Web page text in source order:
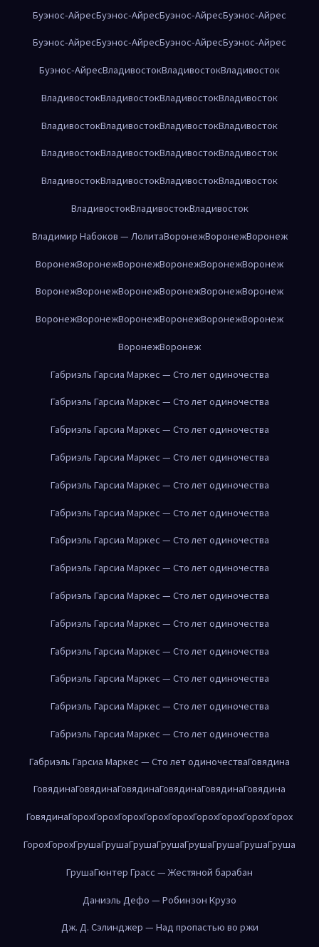
Буэнос-АйресБуэнос-АйресБуэнос-АйресБуэнос-Айрес
Буэнос-АйресБуэнос-АйресБуэнос-АйресБуэнос-Айрес
Буэнос-АйресВладивостокВладивостокВладивосток
ВладивостокВладивостокВладивостокВладивосток
ВладивостокВладивостокВладивостокВладивосток
ВладивостокВладивостокВладивостокВладивосток
ВладивостокВладивостокВладивостокВладивосток
ВладивостокВладивостокВладивосток
Владимир Набоков — ЛолитаВоронежВоронежВоронеж
ВоронежВоронежВоронежВоронежВоронежВоронеж
ВоронежВоронежВоронежВоронежВоронежВоронеж
ВоронежВоронежВоронежВоронежВоронежВоронеж
ВоронежВоронеж
Габриэль Гарсиа Маркес — Сто лет одиночества
Габриэль Гарсиа Маркес — Сто лет одиночества
Габриэль Гарсиа Маркес — Сто лет одиночества
Габриэль Гарсиа Маркес — Сто лет одиночества
Габриэль Гарсиа Маркес — Сто лет одиночества
Габриэль Гарсиа Маркес — Сто лет одиночества
Габриэль Гарсиа Маркес — Сто лет одиночества
Габриэль Гарсиа Маркес — Сто лет одиночества
Габриэль Гарсиа Маркес — Сто лет одиночества
Габриэль Гарсиа Маркес — Сто лет одиночества
Габриэль Гарсиа Маркес — Сто лет одиночества
Габриэль Гарсиа Маркес — Сто лет одиночества
Габриэль Гарсиа Маркес — Сто лет одиночества
Габриэль Гарсиа Маркес — Сто лет одиночества
Габриэль Гарсиа Маркес — Сто лет одиночестваГовядина
ГовядинаГовядинаГовядинаГовядинаГовядинаГовядина
ГовядинаГорохГорохГорохГорохГорохГорохГорохГорохГорох
ГорохГорохГрушаГрушаГрушаГрушаГрушаГрушаГрушаГруша
ГрушаГюнтер Грасс — Жестяной барабан
Даниэль Дефо — Робинзон Крузо
Дж. Д. Сэлинджер — Над пропастью во ржи